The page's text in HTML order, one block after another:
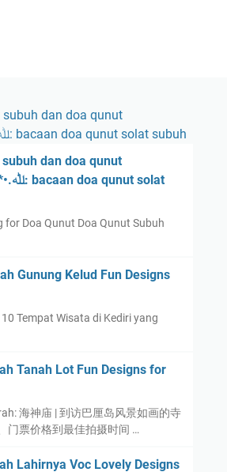
dan doa qunut
for Doa Qunut Doa Qunut Subuh
Gunung Kelud Fun Designs
Tempat Wisata di Kediri yang
Tanah Lot Fun Designs for
海神庙 | 到访巴厘岛风景如画的寺
门票价格到最佳拍摄时间 …
Lahirnya Voc Lovely Designs